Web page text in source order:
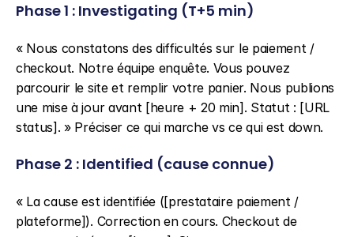
Phase 1 : Investigating (T+5 min)
« Nous constatons des difficultés sur le paiement /
checkout. Notre équipe enquête. Vous pouvez
parcourir le site et remplir votre panier. Nous publions
une mise à jour avant [heure + 20 min]. Statut : [URL
status]. » Préciser ce qui marche vs ce qui est down.
Phase 2 : Identified (cause connue)
« La cause est identifiée ([prestataire paiement /
plateforme]). Correction en cours. Checkout de